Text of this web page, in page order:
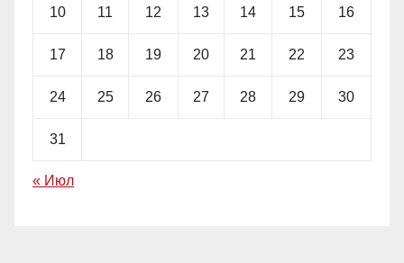
10 11 12 13 14 15 16
17 18 19 20 21 22 23
24 25 26 27 28 29 30
31
« Июл